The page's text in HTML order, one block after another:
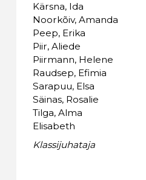
Kärsna, Ida
Noorkõiv, Amanda
Peep, Erika
Piir, Aliede
Piirmann, Helene
Raudsep, Efimia
Sarapuu, Elsa
Säinas, Rosalie
Tilga, Alma
Elisabeth
Klassijuhataja